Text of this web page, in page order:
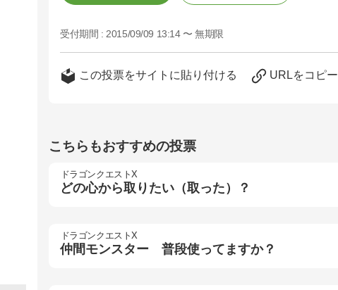
受付期間 :2015/09/09 13:14 〜 無期限
この投票をサイトに貼り付ける URLをコピー
こちらもおすすめの投票
ドラゴンクエストX
どの心から取りたい（取った）？
ドラゴンクエストX
仲間モンスター 普段使ってますか？